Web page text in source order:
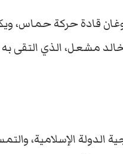
قادة حركة حماس،
مشعل، الذي التقى به في
الدولة الإسلامية،